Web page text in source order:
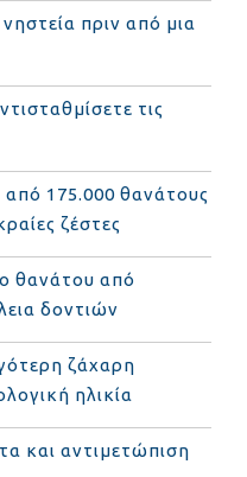
πριν από μια
τις
175.000 θανάτους
ζέστες
θανάτου από
δοντιών
ζάχαρη
ηλικία
και αντιμετώπιση